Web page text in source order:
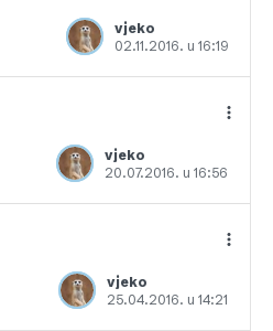
vjeko
02.11.2016. u 16:19
Dodajte u favorite
vjeko
20.07.2016. u 16:56
Dodajte u favorite
vjeko
25.04.2016. u 14:21
Dodajte u favorite